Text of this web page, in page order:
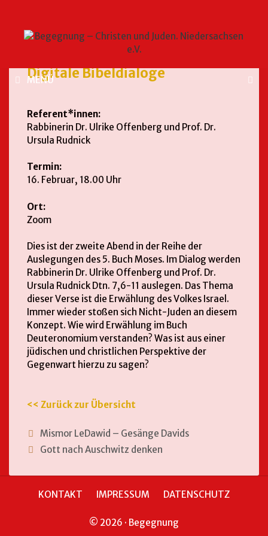
MENÜ
Digitale Bibeldialoge
Referent*innen:
Rabbinerin Dr. Ulrike Offenberg und Prof. Dr.
Ursula Rudnick
Termin:
16. Februar, 18.00 Uhr
Ort:
Zoom
Dies ist der zweite Abend in der Reihe der
Auslegungen des 5. Buch Moses. Im Dialog werden
Rabbinerin Dr. Ulrike Offenberg und Prof. Dr.
Ursula Rudnick Dtn. 7,6-11 auslegen. Das Thema
dieser Verse ist die Erwählung des Volkes Israel.
Immer wieder stoßen sich Nicht-Juden an diesem
Konzept. Wie wird Erwählung im Buch
Deuteronomium verstanden? Was ist aus einer
jüdischen und christlichen Perspektive der
Gegenwart hierzu zu sagen?
<< Zurück zur Übersicht
Mismor LeDawid – Gesänge Davids
Gott nach Auschwitz denken
KONTAKT IMPRESSUM DATENSCHUTZ
© 2026 · Begegnung